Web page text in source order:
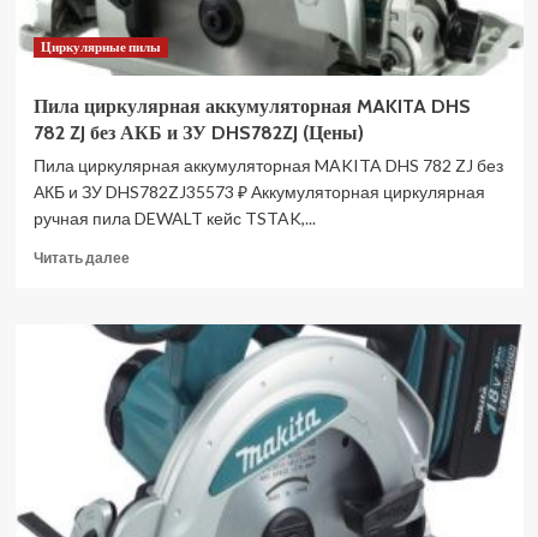
Циркулярные пилы
Пила циркулярная аккумуляторная MAKITA DHS
782 ZJ без АКБ и ЗУ DHS782ZJ (Цены)
Пила циркулярная аккумуляторная MAKITA DHS 782 ZJ без
АКБ и ЗУ DHS782ZJ35573 ₽ Аккумуляторная циркулярная
ручная пила DEWALT кейс TSTAK,...
Читать далееПрочитать
Пила
циркулярная
аккумуляторная
MAKITA
DHS
ZJ
без
АКБ